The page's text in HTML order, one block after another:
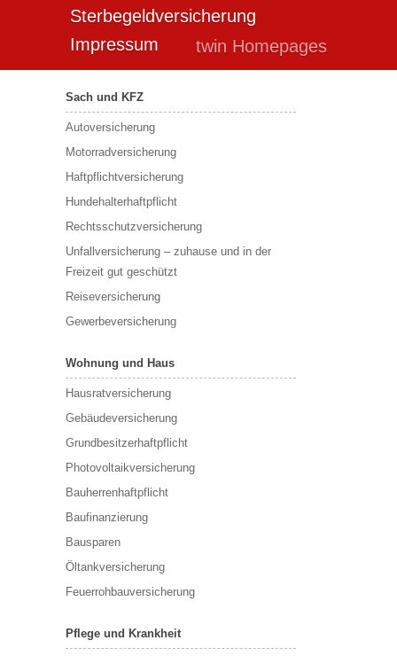
Sterbegeldversicherung
Impressum
twin Homepages
Sach und KFZ
Autoversicherung
Motorradversicherung
Haftpflichtversicherung
Hundehalterhaftpflicht
Rechtsschutzversicherung
Unfallversicherung – zuhause und in der
Freizeit gut geschützt
Reiseversicherung
Gewerbeversicherung
Wohnung und Haus
Hausratversicherung
Gebäudeversicherung
Grundbesitzerhaftpflicht
Photovoltaikversicherung
Bauherrenhaftpflicht
Baufinanzierung
Bausparen
Öltankversicherung
Feuerrohbauversicherung
Pflege und Krankheit